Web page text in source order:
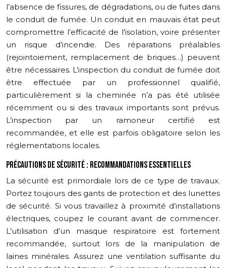
l’absence de fissures, de dégradations, ou de fuites dans
le conduit de fumée. Un conduit en mauvais état peut
compromettre l’efficacité de l’isolation, voire présenter
un risque d’incendie. Des réparations préalables
(rejointoiement, remplacement de briques…) peuvent
être nécessaires. L’inspection du conduit de fumée doit
être effectuée par un professionnel qualifié,
particulièrement si la cheminée n’a pas été utilisée
récemment ou si des travaux importants sont prévus.
L’inspection par un ramoneur certifié est
recommandée, et elle est parfois obligatoire selon les
réglementations locales.
PRÉCAUTIONS DE SÉCURITÉ : RECOMMANDATIONS ESSENTIELLES
La sécurité est primordiale lors de ce type de travaux.
Portez toujours des gants de protection et des lunettes
de sécurité. Si vous travaillez à proximité d’installations
électriques, coupez le courant avant de commencer.
L’utilisation d’un masque respiratoire est fortement
recommandée, surtout lors de la manipulation de
laines minérales. Assurez une ventilation suffisante du